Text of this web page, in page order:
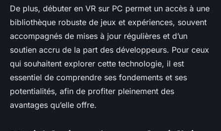
De plus, débuter en VR sur PC permet un accès à une
bibliothèque robuste de jeux et expériences, souvent
accompagnés de mises à jour régulières et d’un
soutien accru de la part des développeurs. Pour ceux
qui souhaitent explorer cette technologie, il est
essentiel de comprendre ses fondements et ses
potentialités, afin de profiter pleinement des
avantages qu’elle offre.